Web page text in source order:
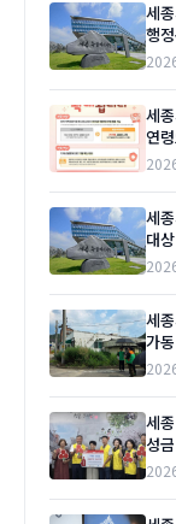
세
행
세
연
세
대
세
가동
세
성